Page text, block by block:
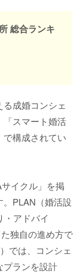
総合ランキ
成婚コンシェ
「スマート婚活
構成されてい
イクル」を掲
PLAN（婚活設
・アドバイ
独自の進め方で
では、コンシェ
プランを設計